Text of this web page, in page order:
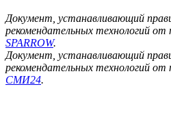
Документ, устанавливающий
рекомендательных технологий
SPARROW.
Документ, устанавливающий
рекомендательных технологий
СМИ24.